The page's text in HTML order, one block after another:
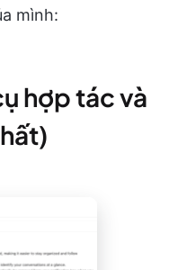
mình:
hợp tác và